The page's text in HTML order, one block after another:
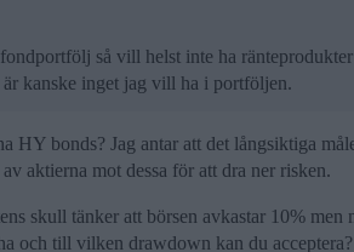
så vill helst inte ha
är kanske inget jag vill ha i portföljen.
HY bonds? Jag antar att det långsiktiga
aktierna mot dessa för att dra ner risken.
skull tänker att börsen avkastar 10%
och till vilken drawdown kan du